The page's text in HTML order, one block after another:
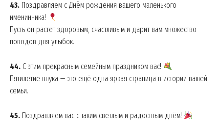
43. Поздравляем с Днём рождения вашего маленького
именинника!
Пусть он растёт здоровым, счастливым и дарит вам множество
поводов для улыбок.
44. С этим прекрасным семейным праздником вас!
Пятилетие внука — это ещё одна яркая страница в истории вашей
семьи.
45. Поздравляем вас с таким светлым и радостным днём!